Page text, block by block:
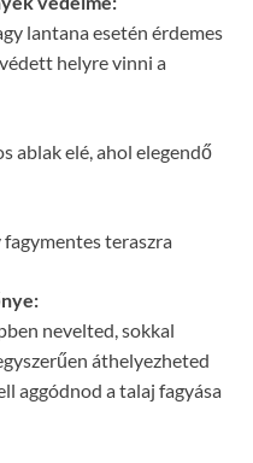
lantana esetén érdemes
helyre vinni a
ablak elé, ahol elegendő
teraszra
nevelted, sokkal
áthelyezheted
aggódnod a talaj fagyása